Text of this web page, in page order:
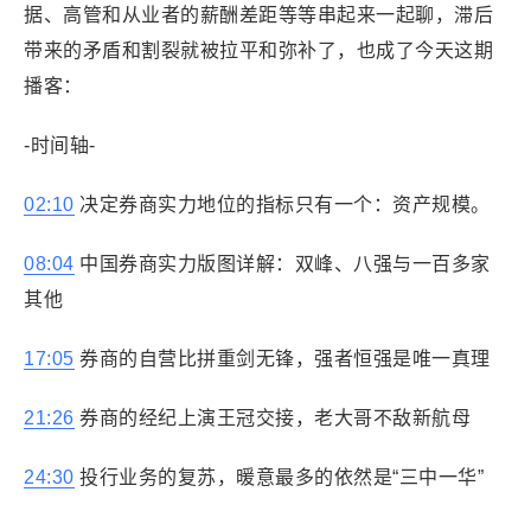
据、高管和从业者的薪酬差距等等串起来一起聊，滞后
带来的矛盾和割裂就被拉平和弥补了，也成了今天这期
播客：
-时间轴-
02:10 决定券商实力地位的指标只有一个：资产规模。
08:04 中国券商实力版图详解：双峰、八强与一百多家
其他
17:05 券商的自营比拼重剑无锋，强者恒强是唯一真理
21:26 券商的经纪上演王冠交接，老大哥不敌新航母
24:30 投行业务的复苏，暖意最多的依然是“三中一华”